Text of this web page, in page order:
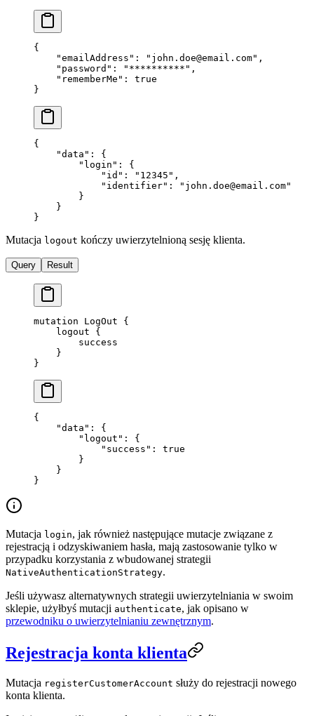
{
    "emailAddress"
: " john.doe@email.com" ,
    "password"
: "**********" ,
    "rememberMe"
: true
}
{
    "data"
: {
        "login"
: {
            "id"
: "12345" ,
            "identifier"
: " john.doe@email.com"
        }
    }
}
Mutacja logout kończy uwierzytelnioną sesję klienta.
Query Result
mutation LogOut {
    logout
{
        success
    }
}
{
    "data"
: {
        "logout"
: {
            "success"
: true
        }
    }
}
Mutacja login, jak również następujące mutacje związane z
rejestracją i odzyskiwaniem hasła, mają zastosowanie tylko w
przypadku korzystania z wbudowanej strategii
NativeAuthenticationStrategy.
Jeśli używasz alternatywnych strategii uwierzytelniania w swoim
sklepie, użyłbyś mutacji authenticate, jak opisano w
przewodniku o uwierzytelnianiu zewnętrznym.
Rejestracja konta klienta
Mutacja registerCustomerAccount służy do rejestracji nowego
konta klienta.